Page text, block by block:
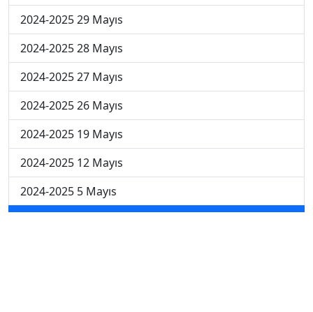
2024-2025 29 Mayıs
2024-2025 28 Mayıs
2024-2025 27 Mayıs
2024-2025 26 Mayıs
2024-2025 19 Mayıs
2024-2025 12 Mayıs
2024-2025 5 Mayıs